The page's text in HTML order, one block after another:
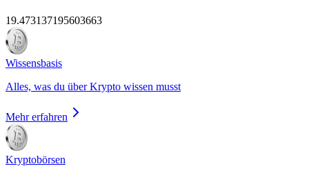
19.473137195603663
Wissensbasis
Alles, was du über Krypto wissen musst
Mehr erfahren
Kryptobörsen